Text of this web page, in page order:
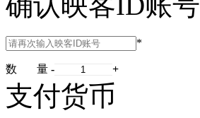
*
数 量 - +
支付货币